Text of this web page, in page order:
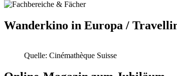
Wanderkino in Europa /
Quelle: Cinémathèque Suisse